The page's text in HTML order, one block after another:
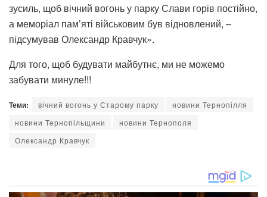
зусиль, щоб вічний вогонь у парку Слави горів постійно,
а меморіал пам’яті військовим був відновлений, –
підсумував Олександр Кравчук».
Для того, щоб будувати майбутнє, ми не можемо
забувати минуле!!!
Теми: вічний вогонь у Старому парку
новини Тернопілля
новини Тернопільщини
новини Тернополя
Олександр Кравчук